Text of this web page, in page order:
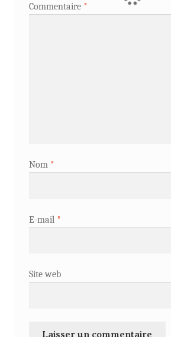
Commentaire *
Nom *
E-mail *
Site web